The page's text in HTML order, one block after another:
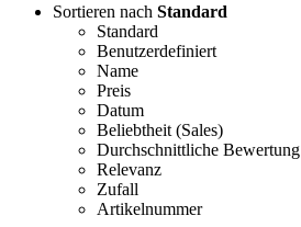
Sortieren nach Standard
Standard
Benutzerdefiniert
Name
Preis
Datum
Beliebtheit (Sales)
Durchschnittliche Bewertung
Relevanz
Zufall
Artikelnummer